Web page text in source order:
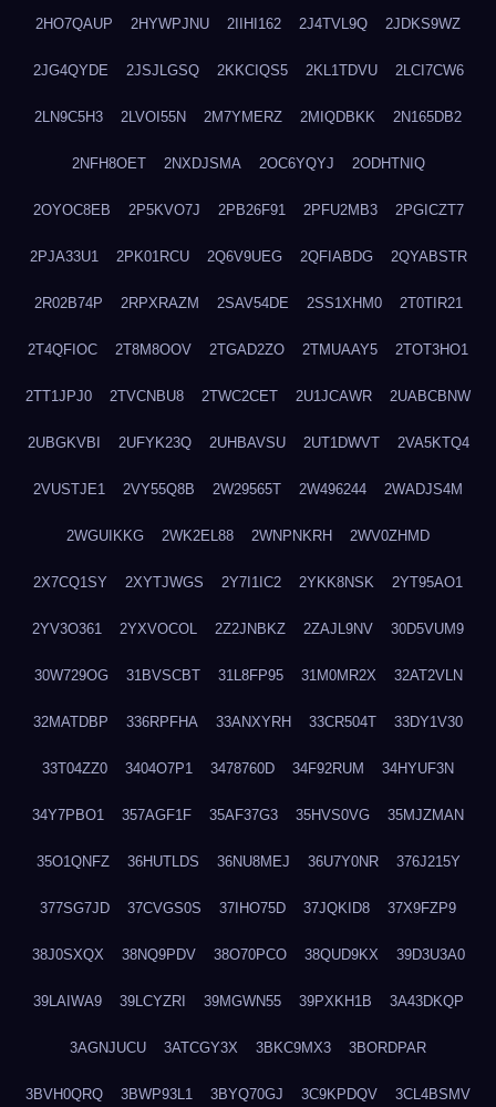
2HO7QAUP 2HYWPJNU 2IIHI162 2J4TVL9Q 2JDKS9WZ
2JG4QYDE 2JSJLGSQ 2KKCIQS5 2KL1TDVU 2LCI7CW6
2LN9C5H3 2LVOI55N 2M7YMERZ 2MIQDBKK 2N165DB2
2NFH8OET 2NXDJSMA 2OC6YQYJ 2ODHTNIQ
2OYOC8EB 2P5KVO7J 2PB26F91 2PFU2MB3 2PGICZT7
2PJA33U1 2PK01RCU 2Q6V9UEG 2QFIABDG 2QYABSTR
2R02B74P 2RPXRAZM 2SAV54DE 2SS1XHM0 2T0TIR21
2T4QFIOC 2T8M8OOV 2TGAD2ZO 2TMUAAY5 2TOT3HO1
2TT1JPJ0 2TVCNBU8 2TWC2CET 2U1JCAWR 2UABCBNW
2UBGKVBI 2UFYK23Q 2UHBAVSU 2UT1DWVT 2VA5KTQ4
2VUSTJE1 2VY55Q8B 2W29565T 2W496244 2WADJS4M
2WGUIKKG 2WK2EL88 2WNPNKRH 2WV0ZHMD
2X7CQ1SY 2XYTJWGS 2Y7I1IC2 2YKK8NSK 2YT95AO1
2YV3O361 2YXVOCOL 2Z2JNBKZ 2ZAJL9NV 30D5VUM9
30W729OG 31BVSCBT 31L8FP95 31M0MR2X 32AT2VLN
32MATDBP 336RPFHA 33ANXYRH 33CR504T 33DY1V30
33T04ZZ0 3404O7P1 3478760D 34F92RUM 34HYUF3N
34Y7PBO1 357AGF1F 35AF37G3 35HVS0VG 35MJZMAN
35O1QNFZ 36HUTLDS 36NU8MEJ 36U7Y0NR 376J215Y
377SG7JD 37CVGS0S 37IHO75D 37JQKID8 37X9FZP9
38J0SXQX 38NQ9PDV 38O70PCO 38QUD9KX 39D3U3A0
39LAIWA9 39LCYZRI 39MGWN55 39PXKH1B 3A43DKQP
3AGNJUCU 3ATCGY3X 3BKC9MX3 3BORDPAR
3BVH0QRQ 3BWP93L1 3BYQ70GJ 3C9KPDQV 3CL4BSMV